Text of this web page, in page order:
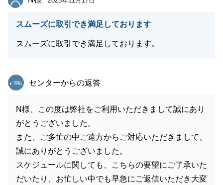
スムーズに取引でき満足しております
スムーズに取引でき満足しております。
東急リバブル
センターからの返答
N様、この度は弊社をご利用いただきまして誠にあり
がとうございました。
また、ご多忙の中ご遠方からご対応いただきまして、
誠にありがとうございました。
スケジュールに関しても、こちらの要望にご了承いた
だいたり、お忙しい中でも早急にご返信いただき大変